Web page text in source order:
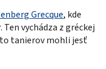
Grecque, kde
vychádza z gréckej
tanierov mohli jesť